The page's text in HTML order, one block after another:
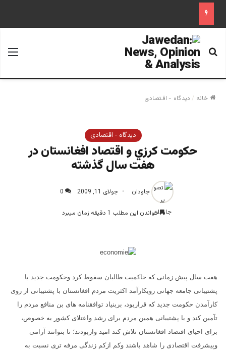
جستجو برای
خانه / دیدگاه - اقتصادی
دیدگاه - اقتصادی
حكومت كرزي و اقتصاد افغانستان در
هفت سال گذشته
جاودان جولای 11, 2009 0
خواندن این مطلب 1 دقیقه زمان میبرد
هفت سال پیش زمانی که حاکمیت طالبان سقوط کرد وحکومت جدید با
پشتیبانی جامعه جهانی رویکارآمد اکثریت مردم افغانستان با پشتیبانی از روی
کارآمدن حکومت جدید که قراربود، بربنیاد توافقنامه های بن منافع مردم را
تآمین کند و با پشتیبانی همین مردم برای رشد واعتلای کشور به خصوص،
برای احیای اقتصاد افغانستان تلاش کند امید واربودند؛ تا بتوانند آرامی
وپیشرفت اقتصادی را شاهد باشند وکم ازکم زندگی مرفه تری نسبت به